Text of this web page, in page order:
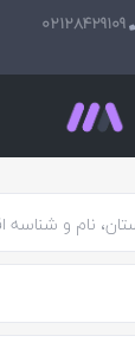
02128429109